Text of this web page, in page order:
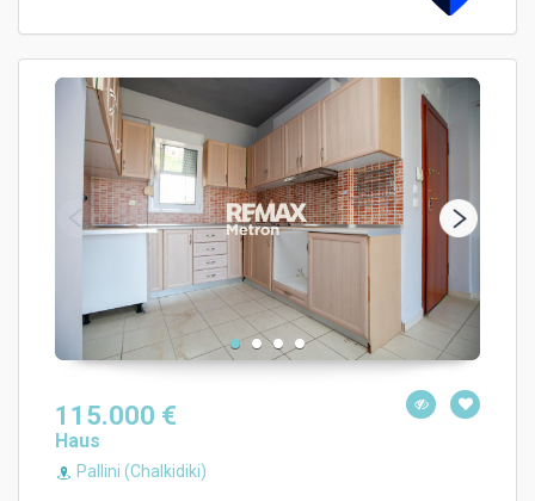
115.000 €
Haus
Pallini (Chalkidiki)